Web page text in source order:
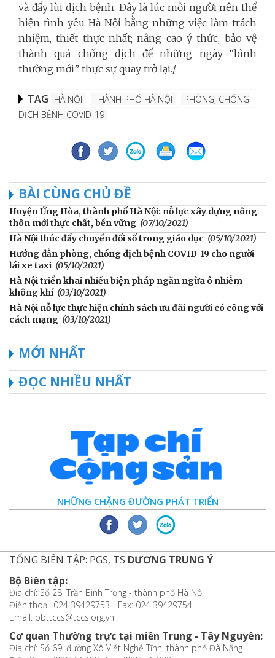
và đẩy lùi dịch bệnh. Đây là lúc mỗi người nên thể
hiện tình yêu Hà Nội bằng những việc làm trách
nhiệm, thiết thực nhất; nâng cao ý thức, bảo vệ
thành quả chống dịch để những ngày “bình
thường mới” thực sự quay trở lại./.
TAG HÀ NỘI THÀNH PHỐ HÀ NỘI
PHÒNG, CHỐNG
DỊCH BỆNH COVID-19
BÀI CÙNG CHỦ ĐỀ
Huyện Ứng Hòa, thành phố Hà Nội: nỗ lực xây dựng nông
thôn mới thực chất, bền vững (07/10/2021)
Hà Nội thúc đẩy chuyển đổi số trong giáo dục (05/10/2021)
Hướng dẫn phòng, chống dịch bệnh COVID-19 cho người
lái xe taxi (05/10/2021)
Hà Nội triển khai nhiều biện pháp ngăn ngừa ô nhiễm
không khí (03/10/2021)
Hà Nội nỗ lực thực hiện chính sách ưu đãi người có công với
cách mạng (03/10/2021)
MỚI NHẤT
ĐỌC NHIỀU NHẤT
NHỮNG CHẶNG ĐƯỜNG PHÁT TRIỂN
TỔNG BIÊN TẬP: PGS, TS DƯƠNG TRUNG Ý
Bộ Biên tập:
Địa chỉ: Số 28, Trần Bình Trọng - thành phố Hà Nội
Điện thoại: 024 39429753 - Fax: 024 39429754
Email: bbttccs@tccs.org.vn
Cơ quan Thường trực tại miền Trung - Tây Nguyên:
Địa chỉ: Số 69, đường Xô Viết Nghệ Tĩnh, thành phố Đà Nẵng